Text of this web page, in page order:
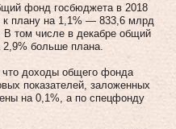
фонд госбюджета в 2018
плану на 1,1% — 833,6 млрд
В том числе в декабре общий
больше плана.
доходы общего фонда
показателей, заложенных
на 0,1%, а по спецфонду